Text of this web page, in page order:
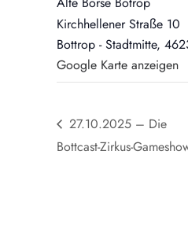
Kirchhellener Straße 10
Bottrop - Stadtmitte,
Google Karte anzeigen
27.10.2025 – Die
Bottcast-Zirkus-